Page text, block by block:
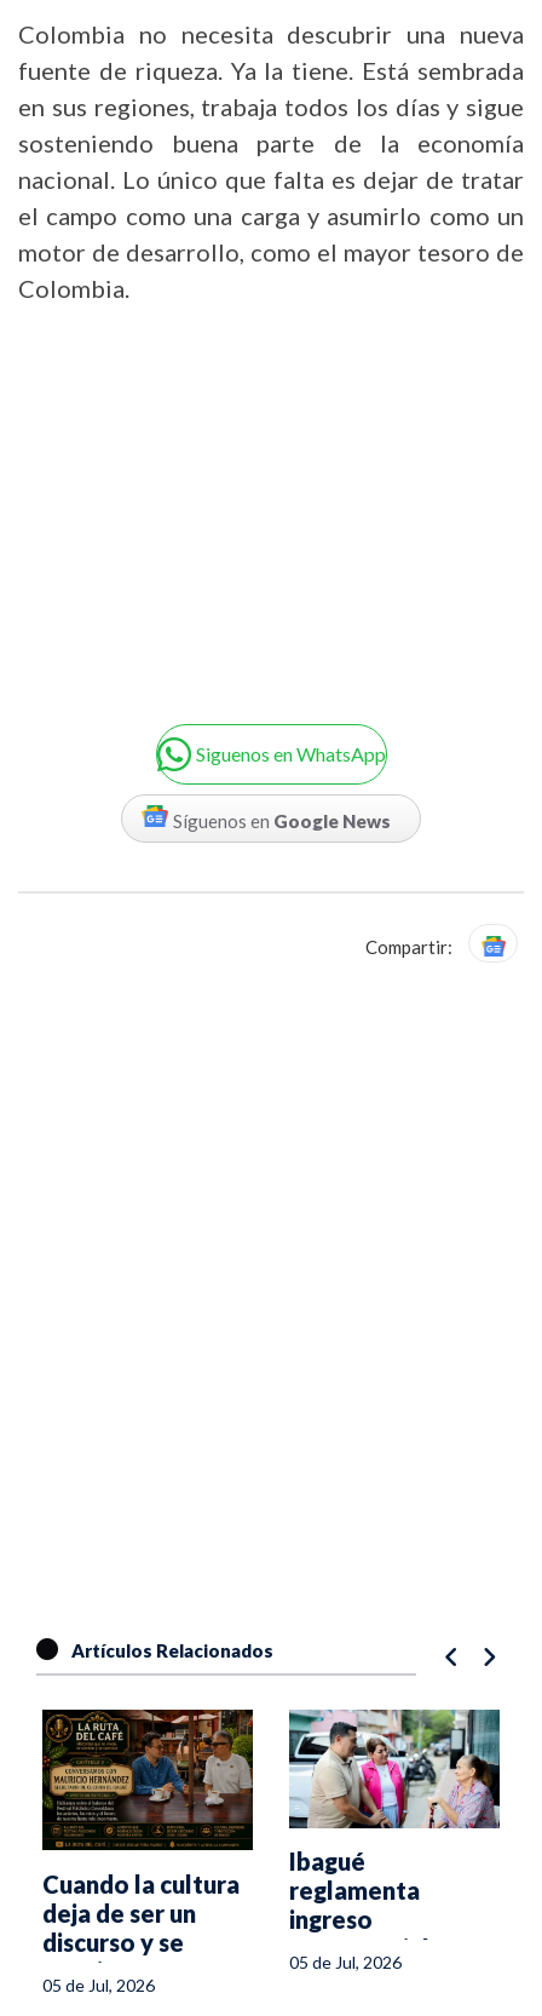
Colombia no necesita descubrir una nueva
fuente de riqueza. Ya la tiene. Está sembrada
en sus regiones, trabaja todos los días y sigue
sosteniendo buena parte de la economía
nacional. Lo único que falta es dejar de tratar
el campo como una carga y asumirlo como un
motor de desarrollo, como el mayor tesoro de
Colombia.
Siguenos en WhatsApp
Síguenos en Google News
Compartir:
Artículos Relacionados
Cuando la cultura
deja de ser un
discurso y se
convierte en
ciudad
05 de Jul, 2026
Ibagué
reglamenta
ingreso
preferencial a
eventos para
05 de Jul, 2026